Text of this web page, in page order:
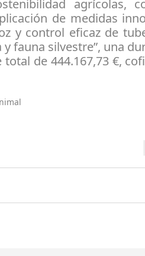
agrícolas,
de medidas
y control eficaz de
fauna silvestre”, una
de 444.167,73 €,